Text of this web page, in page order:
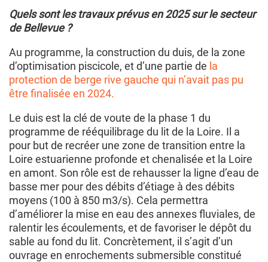
Quels sont les travaux prévus en 2025 sur le secteur
de Bellevue ?
Au programme, la construction du duis, de la zone
d’optimisation piscicole, et d’une partie de la
protection de berge rive gauche qui n’avait pas pu
être finalisée en 2024.
Le duis est la clé de voute de la phase 1 du
programme de rééquilibrage du lit de la Loire. Il a
pour but de recréer une zone de transition entre la
Loire estuarienne profonde et chenalisée et la Loire
en amont. Son rôle est de rehausser la ligne d’eau de
basse mer pour des débits d’étiage à des débits
moyens (100 à 850 m3/s). Cela permettra
d’améliorer la mise en eau des annexes fluviales, de
ralentir les écoulements, et de favoriser le dépôt du
sable au fond du lit. Concrètement, il s’agit d’un
ouvrage en enrochements submersible constitué